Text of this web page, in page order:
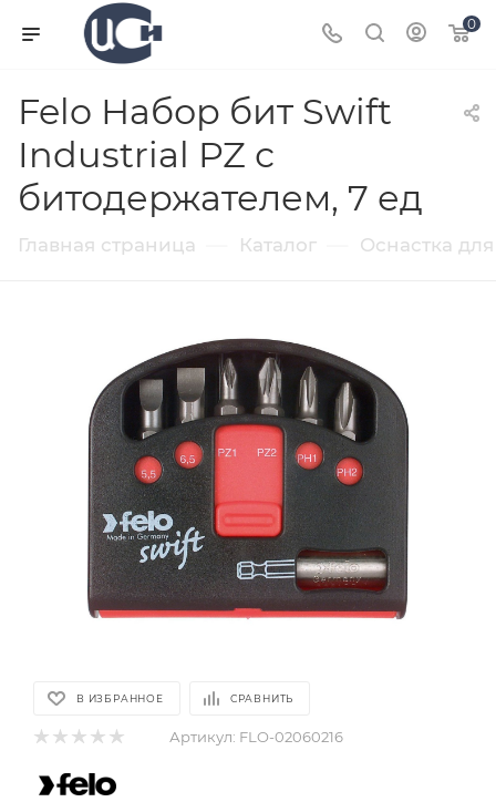
0
Felo Набор бит Swift
Industrial PZ с
битодержателем, 7 ед
Главная страница Каталог Оснастка
В ИЗБРАННОЕ СРАВНИТЬ
Артикул: FLO-02060216